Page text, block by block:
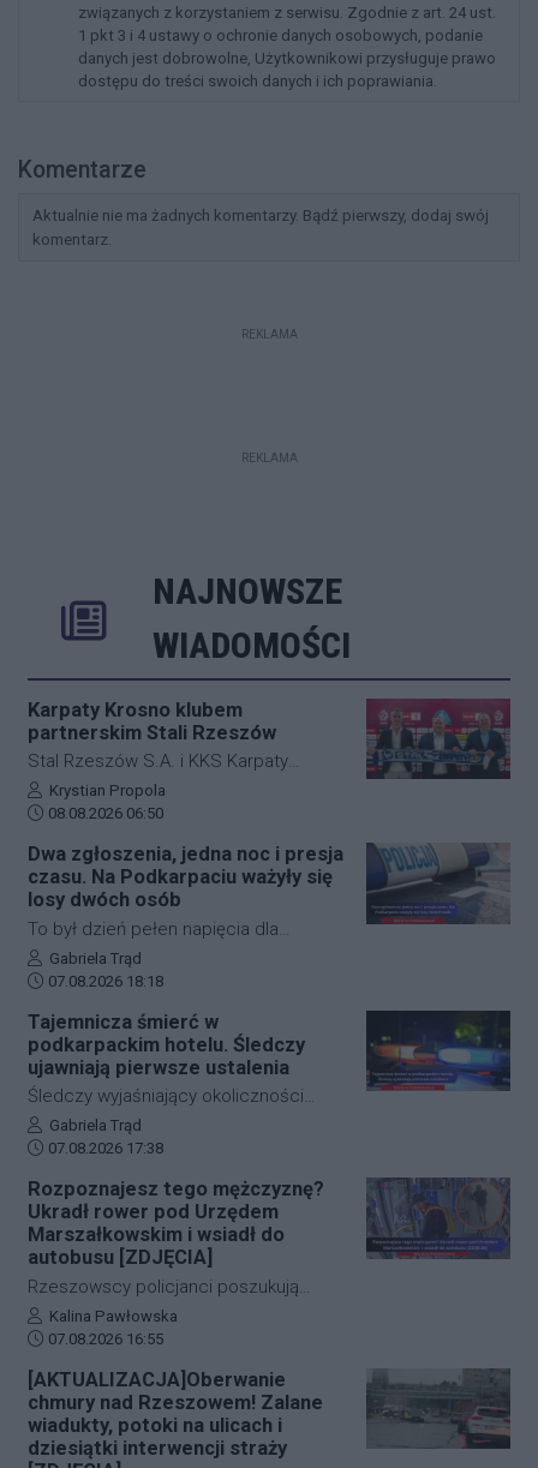
związanych z korzystaniem z serwisu. Zgodnie z art. 24 ust.
1 pkt 3 i 4 ustawy o ochronie danych osobowych, podanie
danych jest dobrowolne, Użytkownikowi przysługuje prawo
dostępu do treści swoich danych i ich poprawiania.
Komentarze
Aktualnie nie ma żadnych komentarzy. Bądź pierwszy, dodaj swój
komentarz.
REKLAMA
REKLAMA
NAJNOWSZE
WIADOMOŚCI
Karpaty Krosno klubem
partnerskim Stali Rzeszów
Stal Rzeszów S.A. i KKS Karpaty
Krosno rozpoczęły oficjalną
współpracę. Kluby podpisały
długoterminową umowę partnerską,
która ma obejmować m.in. wymianę
doświadczeń, rozwój szkolenia
młodzieży oraz obserwację i
pozyskiwanie utalentowanych
zawodników z regionu.
Autor artykułu:
Krystian Propola
Data dodania artykułu:
08.08.2026 06:50
Dwa zgłoszenia, jedna noc i presja
czasu. Na Podkarpaciu ważyły się
losy dwóch osób
To był dzień pełen napięcia dla
funkcjonariuszy z powiatu niżańskiego.
W ciągu zaledwie kilkunastu godzin
służby ratunkowe musiały
przeprowadzić dwie niezależne,
intensywne akcje poszukiwawcze. W
obu przypadkach chodziło o ludzkie
życie, a kluczową rolę odegrał czas.
Dzięki błyskawicznej mobilizacji policji,
nowoczesnej technologii, obie historie
zakończyły się szczęśliwie.
Autor artykułu:
Gabriela Trąd
Data dodania artykułu:
07.08.2026 18:18
Tajemnicza śmierć w
podkarpackim hotelu. Śledczy
ujawniają pierwsze ustalenia
Śledczy wyjaśniający okoliczności
tragicznego zdarzenia na terenie
jednego z sanockich hoteli dysponują
sądowych. Z przeprowadzonej sekcji
zwłok 37-letniego mężczyzny wynika,
że na tym etapie postępowania nic nie
wskazuje na udział osób trzecich.
Autor artykułu:
Gabriela Trąd
Data dodania artykułu:
07.08.2026 17:38
Rozpoznajesz tego mężczyznę?
Ukradł rower pod Urzędem
Marszałkowskim i wsiadł do
autobusu [ZDJĘCIA]
Rzeszowscy policjanci poszukują
sprawcy kradzieży roweru marki Kross
o wartości około 1500 złotych. Do
zdarzenia doszło w ścisłym centrum
miasta – pod Urzędem
Marszałkowskim przy al. Cieplińskiego.
Złodziej ze skradzionym jednośladem
Autor artykułu:
Kalina Pawłowska
Data dodania artykułu:
07.08.2026 16:55
[AKTUALIZACJA]Oberwanie
chmury nad Rzeszowem! Zalane
wiadukty, potoki na ulicach i
dziesiątki interwencji straży